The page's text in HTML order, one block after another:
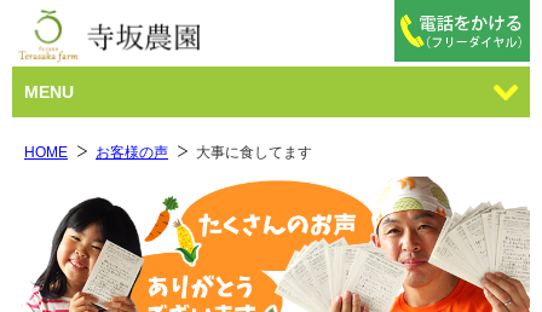
MENU
HOME お客様の声 大事に食してます